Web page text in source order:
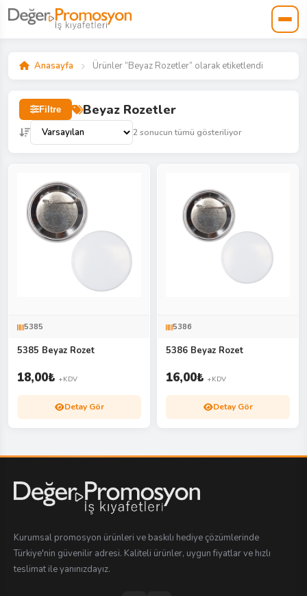
Anasayfa Ürünler “Beyaz Rozetler” olarak etiketlendi
Filtre Beyaz Rozetler
2 sonucun tümü gösteriliyor
5385
5385 Beyaz Rozet
18,00₺ +KDV
Detay Gör
5386
5386 Beyaz Rozet
16,00₺ +KDV
Detay Gör
Kurumsal promosyon ürünleri ve baskılı hediye çözümlerinde
Türkiye'nin güvenilir adresi. Kaliteli ürünler, uygun fiyatlar ve hızlı
teslimat ile yanınızdayız.